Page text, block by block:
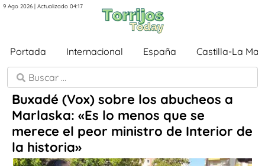
9 Ago 2026 | Actualizado 04:17
Portada Internacional España Castilla-La
Buxadé (Vox) sobre los abucheos a
Marlaska: «Es lo menos que se
merece el peor ministro de Interior de
la historia»